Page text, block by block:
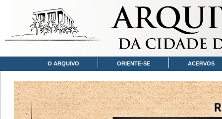
O ARQUIVO ORIENTE-SE ACERVOS